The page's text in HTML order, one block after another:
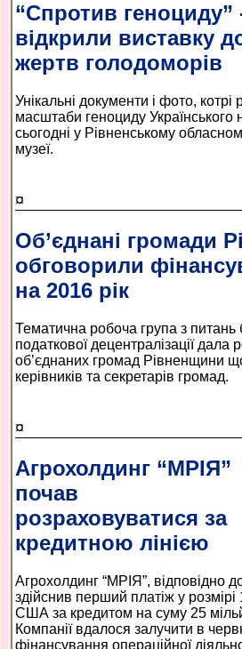
“Спротив геноциду”
відкрили виставку
жертв голодоморів
Унікальні документи і фото, котрі
масштаби геноциду Українського
сьогодні у Рівненському
музеї.
¤
Об’єднані громади
обговорили
на 2016 рік
Тематична робоча група з питань
податкової децентралізації дала
об’єднаних громад Рівненщини
керівників та секретарів громад.
¤
Агрохолдинг “МРІЯ”
почав
розраховуватися за
кредитною лінією
Агрохолдинг “МРІЯ”, відповідно
здійснив перший платіж у розмірі
США за кредитом на суму 25
Компанії вдалося залучити в
фінансування операційної